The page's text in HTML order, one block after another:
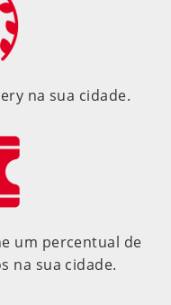
na sua cidade.
um percentual de
na sua cidade.